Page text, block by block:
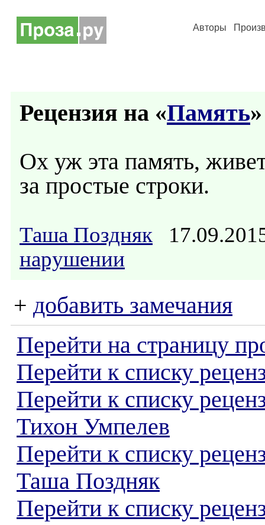
Авторы
Рецензия на «Память
Ох уж эта память,
за простые строки.
Таша Поздняк
нарушении
+ добавить замечания
Перейти на страницу
Перейти к списку
Перейти к списку
Тихон Умпелев
Перейти к списку
Таша Поздняк
Перейти к списку